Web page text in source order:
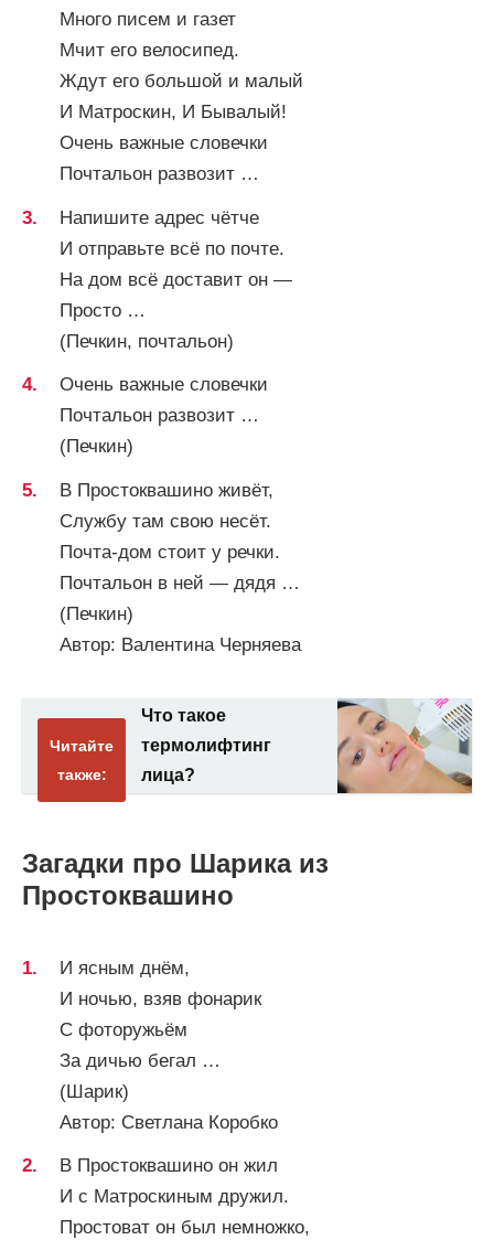
Много писем и газет
Мчит его велосипед.
Ждут его большой и малый
И Матроскин, И Бывалый!
Очень важные словечки
Почтальон развозит …
Напишите адрес чётче
И отправьте всё по почте.
На дом всё доставит он —
Просто …
(Печкин, почтальон)
Очень важные словечки
Почтальон развозит …
(Печкин)
В Простоквашино живёт,
Службу там свою несёт.
Почта-дом стоит у речки.
Почтальон в ней — дядя …
(Печкин)
Автор: Валентина Черняева
Читайте
также:
Что такое
термолифтинг
лица?
Загадки про Шарика из
Простоквашино
И ясным днём,
И ночью, взяв фонарик
С фоторужьём
За дичью бегал …
(Шарик)
Автор: Светлана Коробко
В Простоквашино он жил
И с Матроскиным дружил.
Простоват он был немножко,